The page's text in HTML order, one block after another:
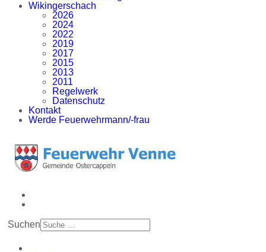
Wikingerschach
2026
2024
2022
2019
2017
2015
2013
2011
Regelwerk
Datenschutz
Kontakt
Werde Feuerwehrmann/-frau
Suchen